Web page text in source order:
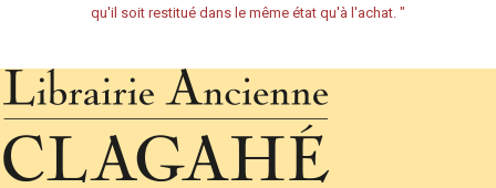
qu'il soit restitué dans le même état qu'à l'achat. "